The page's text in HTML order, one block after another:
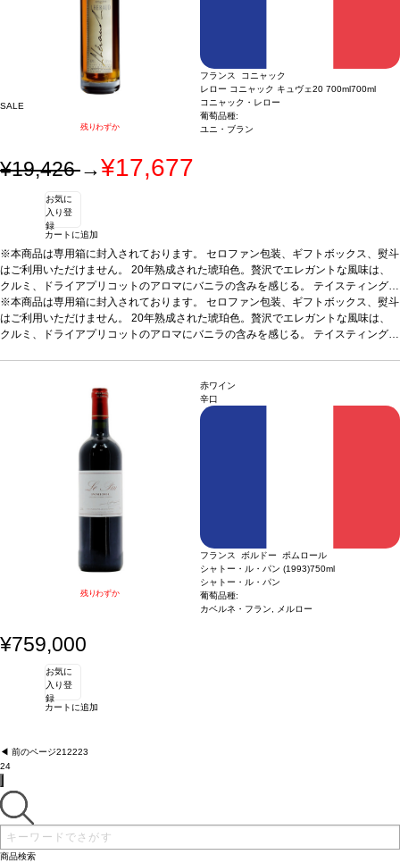
SALE
残りわずか
フランス コニャック
レロー コニャック キュヴェ20 700ml700ml
コニャック・レロー
葡萄品種:
ユニ・ブラン
¥19,426→¥17,677
お気に
入り登
録
カートに追加
※本商品は専用箱に封入されております。 セロファン包装、ギフトボックス、熨斗
はご利用いただけません。 20年熟成された琥珀色。贅沢でエレガントな風味は、
クルミ、ドライアプリコットのアロマにバニラの含みを感じる。 テイスティングノ
ート淡い琥珀色をし、縁は緑がかっている。底に流れるほのかなヴァニラとオーク
がタフィー、オレンジと交わり、複雑なノーズを与えている。魅力的でスムーズフ
ルーティーな風味にほのかな甘味がある。こくのある余韻の印象を残すが、後味は
※本商品は専用箱に封入されております。 セロファン包装、ギフトボックス、熨斗
はご利用いただけません。 20年熟成された琥珀色。贅沢でエレガントな風味は、
クルミ、ドライアプリコットのアロマにバニラの含みを感じる。 テイスティングノ
ルーティーな風味にほのかな甘味がある。こくのある余韻の印象を残すが、後味は
ドライである。JKWサーヴする温度 常温料理
残りわずか
赤ワイン
辛口
フランス ボルドー ポムロール
シャトー・ル・パン (1993)750ml
シャトー・ル・パン
葡萄品種:
カベルネ・フラン, メルロー
¥759,000
お気に
入り登
録
カートに追加
◀︎ 前のページ212223
24
商品検索